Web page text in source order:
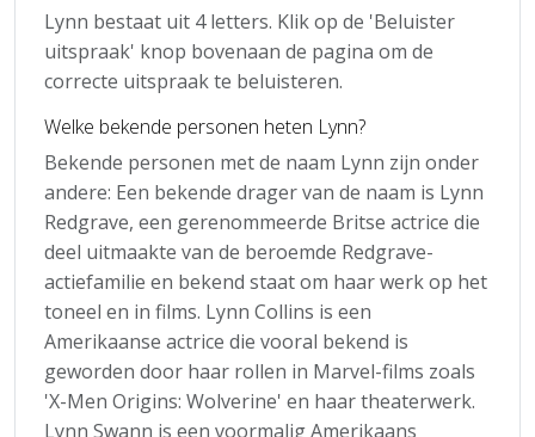
Lynn bestaat uit 4 letters. Klik op de 'Beluister
uitspraak' knop bovenaan de pagina om de
correcte uitspraak te beluisteren.
Welke bekende personen heten Lynn?
Bekende personen met de naam Lynn zijn onder
andere: Een bekende drager van de naam is Lynn
Redgrave, een gerenommeerde Britse actrice die
deel uitmaakte van de beroemde Redgrave-
actiefamilie en bekend staat om haar werk op het
toneel en in films. Lynn Collins is een
Amerikaanse actrice die vooral bekend is
geworden door haar rollen in Marvel-films zoals
'X-Men Origins: Wolverine' en haar theaterwerk.
Lynn Swann is een voormalig Amerikaans